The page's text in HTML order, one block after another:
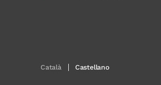
Català Castellano